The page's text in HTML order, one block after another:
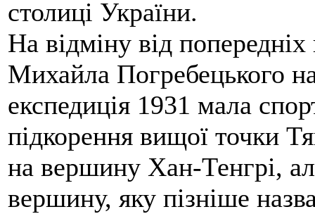
столиці України.
На відміну від
Михайла Погребецького
експедиція 1931 мала
підкорення вищої точки
на вершину Хан-Тенгрі,
вершину, яку пізніше